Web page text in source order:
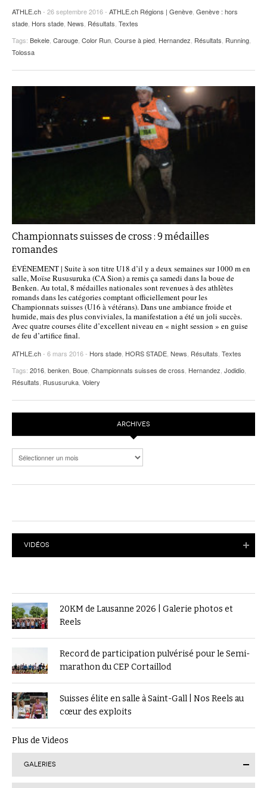
ATHLE.ch- 26 septembre 2016 - ATHLE.ch Régions | Genève, Genève : hors
stade, Hors stade, News, Résultats, Textes
Tags: Bekele, Carouge, Color Run, Course à pied, Hernandez, Résultats, Running,
Tolossa
Championnats suisses de cross : 9 médailles
romandes
ÉVÉNEMENT | Suite à son titre U18 d’il y a deux semaines sur 1000 m en
salle, Moïse Rususuruka (CA Sion) a remis ça samedi dans la boue de
Benken. Au total, 8 médailles nationales sont revenues à des athlètes
romands dans les catégories comptant officiellement pour les
Championnats suisses (U16 à vétérans). Dans une ambiance froide et
humide, mais des plus conviviales, la manifestation a été un joli succès.
Avec quatre courses élite d’excellent niveau en « night session » en guise
de feu d’artifice final.
ATHLE.ch- 6 mars 2016 - Hors stade HORS STADE News Résultats Textes
Tags: 2016 benken Boue Championnats suisses de cross Hernandez Jodidio
Résultats Rususuruka Volery
ARCHIVES
Archives
VIDÉOS
20KM de Lausanne 2026 | Galerie photos et
Reels
Record de participation pulvérisé pour le Semi-
marathon du CEP Cortaillod
Suisses élite en salle à Saint-Gall | Nos Reels au
cœur des exploits
Plus de Videos
GALERIES